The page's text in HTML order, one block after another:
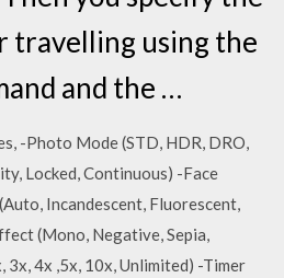
travelling using the
and the …
-Photo Mode (STD, HDR, DRO,
Locked, Continuous) -Face
Incandescent, Fluorescent,
(Mono, Negative, Sepia,
3x, 4x ,5x, 10x, Unlimited) -Timer